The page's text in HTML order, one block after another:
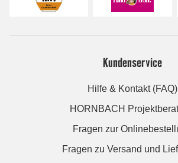
Kundenservice
Hilfe & Kontakt (FAQ)
HORNBACH
Fragen zur
Fragen zu Versand und